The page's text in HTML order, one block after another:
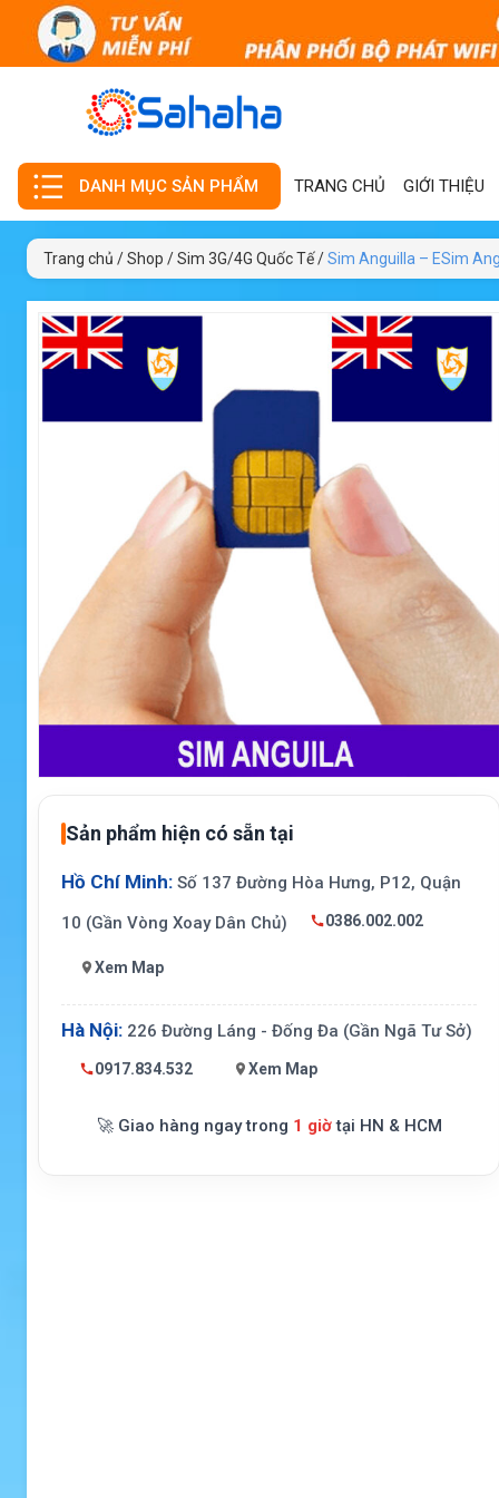
DANH MỤC SẢN PHẨM TRANG CHỦ GIỚI THIỆU
Trang chủ /Shop /Sim 3G/4G Quốc Tế/Sim Anguilla – ESim
Sản phẩm hiện có sẵn tại
Hồ Chí Minh: Số 137 Đường Hòa Hưng, P12, Quận
10 (Gần Vòng Xoay Dân Chủ)
0386.002.002
Xem Map
Hà Nội: 226 Đường Láng - Đống Đa (Gần Ngã Tư Sở)
0917.834.532 Xem Map
🚀 Giao hàng ngay trong 1 giờtại HN & HCM